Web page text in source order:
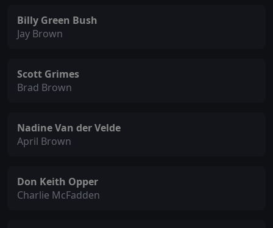
Billy Green Bush
Jay Brown
Scott Grimes
Brad Brown
Nadine Van der Velde
April Brown
Don Keith Opper
Charlie McFadden